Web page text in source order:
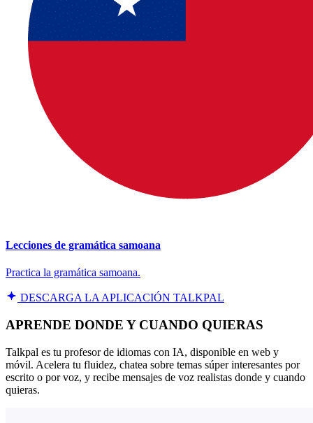
Lecciones de gramática samoana
Practica la gramática samoana.
DESCARGA LA APLICACIÓN TALKPAL
APRENDE DONDE Y CUANDO QUIERAS
Talkpal es tu profesor de idiomas con IA, disponible en web y
móvil. Acelera tu fluidez, chatea sobre temas súper interesantes por
escrito o por voz, y recibe mensajes de voz realistas donde y cuando
quieras.